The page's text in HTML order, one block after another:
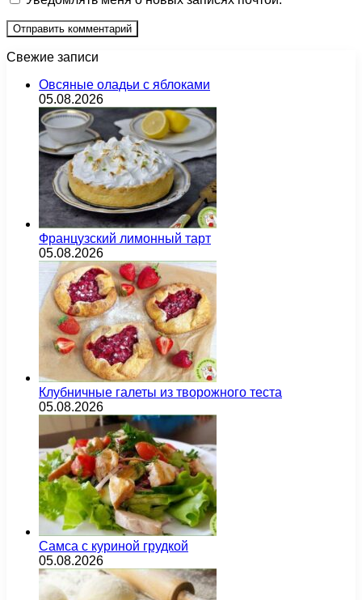
Свежие записи
Овсяные оладьи с яблоками
05.08.2026
Французский лимонный тарт
05.08.2026
Клубничные галеты из творожного теста
05.08.2026
Самса с куриной грудкой
05.08.2026